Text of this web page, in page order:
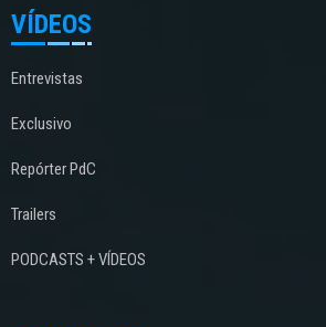
VÍDEOS
Entrevistas
Exclusivo
Repórter PdC
Trailers
PODCASTS + VÍDEOS